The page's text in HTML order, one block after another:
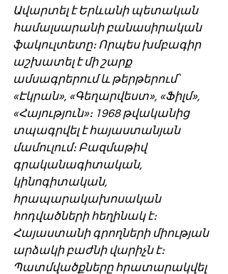
Ավարտել է Երևանի պետական
համալսարանի բանասիրական
ֆակուլտետը։ Որպես խմբագիր
աշխատել է մի շարք
ամսագրերում և թերթերում՝
«Էկրան», «Գեղարվեստ», «Ֆիլմ»,
«Հայություն»։ 1968 թվականից
տպագրվել է հայաստանյան
մամուլում։ Բազմաթիվ
գրականագիտական,
կինոգիտական,
հրապարակախոսական
հոդվածների հեղինակ է։
Հայաստանի գրողների միության
արձակի բաժնի վարիչն է։
Պատմվածքները հրատարակվել